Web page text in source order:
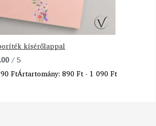
kísérőlappal
/ 5
FtÁrtartomány: 890 Ft - 1 090 Ft